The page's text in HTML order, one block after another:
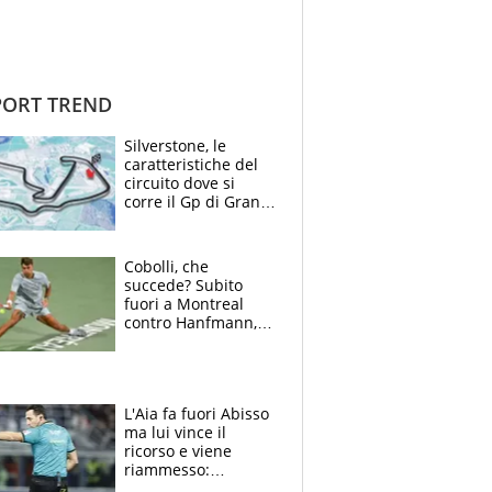
TREND
Silverstone, le
caratteristiche del
circuito dove si
corre il Gp di Gran
Cobolli, che
succede? Subito
fuori a Montreal
contro Hanfmann,
L'Aia fa fuori Abisso
ma lui vince il
ricorso e viene
riammesso: